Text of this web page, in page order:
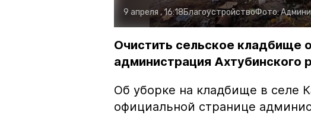
9 апреля , 16:18БлагоустройствоФото:
Очистить сельское кладбище
администрация Ахтубинского
Об уборке на кладбище в селе
официальной странице